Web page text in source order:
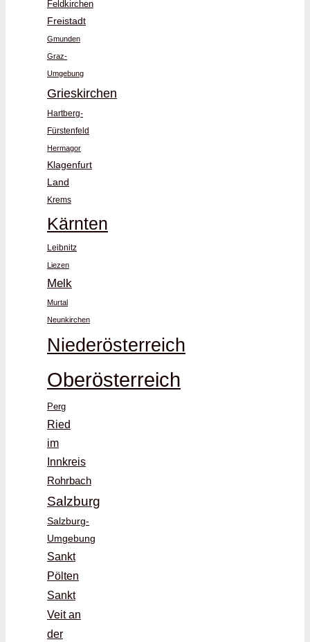
Feldkirchen
Freistadt
Gmunden
Graz-
Umgebung
Grieskirchen
Hartberg-
Fürstenfeld
Hermagor
Klagenfurt
Land
Krems
Kärnten
Leibnitz
Liezen
Melk
Murtal
Neunkirchen
Niederösterreich
Oberösterreich
Perg
Ried
im
Innkreis
Rohrbach
Salzburg
Salzburg-
Umgebung
Sankt
Pölten
Sankt
Veit an
der